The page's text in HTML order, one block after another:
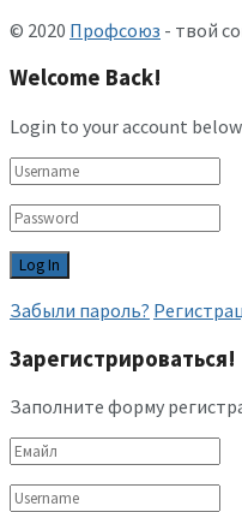
© 2020 Профсоюз - твой
Welcome Back!
Login to your account below
Забыли пароль?
Зарегистрироваться!
Заполните форму